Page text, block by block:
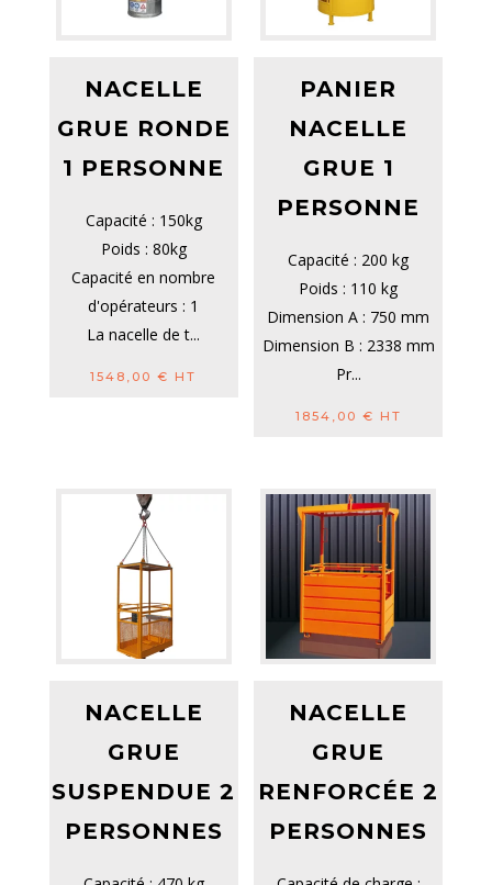
NACELLE
GRUE RONDE
1 PERSONNE
Capacité : 150kg
Poids : 80kg
Capacité en nombre
d'opérateurs : 1
La nacelle de t...
1548,00€ HT
PANIER
NACELLE
GRUE 1
PERSONNE
Capacité : 200 kg
Poids : 110 kg
Dimension A : 750 mm
Dimension B : 2338 mm
Pr...
1854,00 € HT
NACELLE
GRUE
SUSPENDUE 2
PERSONNES
NACELLE
GRUE
RENFORCÉE 2
PERSONNES